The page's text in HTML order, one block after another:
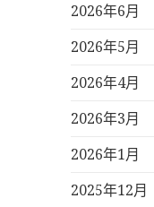
2026年6月
2026年5月
2026年4月
2026年3月
2026年1月
2025年12月